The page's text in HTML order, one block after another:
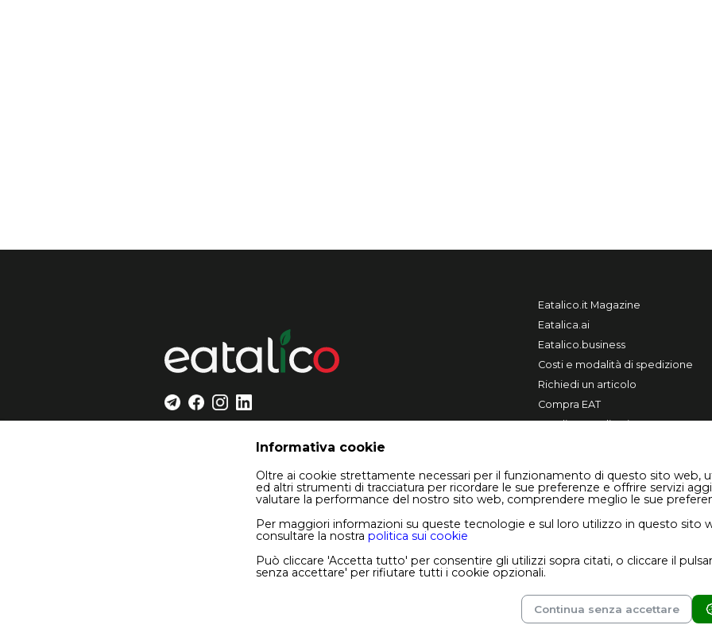
Informativa cookie
Oltre ai cookie strettamente necessari per il funzionamento di questo sito web,
ed altri strumenti di tracciatura per ricordare le sue preferenze e offrire servizi
valutare la performance del nostro sito web, comprendere meglio le sue
Per maggiori informazioni su queste tecnologie e sul loro utilizzo in questo sito
consultare la nostra politica sui cookie
Può cliccare 'Accetta tutto' per consentire gli utilizzi sopra citati, o cliccare il
senza accettare' per rifiutare tutti i cookie opzionali.
Continua senza accettare
Eatalico.it Magazine
Eatalica.ai
Eatalico.business
Costi e modalità di spedizione
Richiedi un articolo
Compra EAT
Vendi su Eatalico.it
P.I. 08244380724 Numero REA BA - 614284